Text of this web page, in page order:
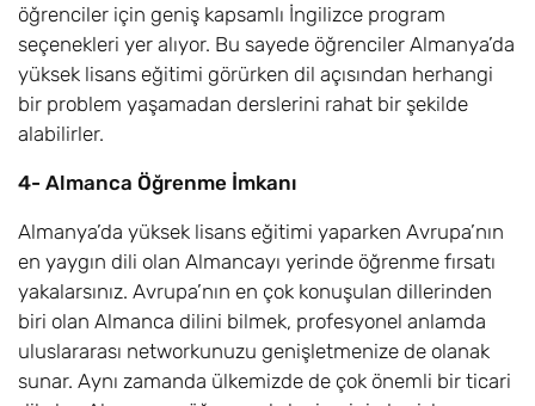
öğrenciler için geniş kapsamlı İngilizce program
seçenekleri yer alıyor. Bu sayede öğrenciler Almanya’da
yüksek lisans eğitimi görürken dil açısından herhangi
bir problem yaşamadan derslerini rahat bir şekilde
alabilirler.
4- Almanca Öğrenme İmkanı
Almanya’da yüksek lisans eğitimi yaparken Avrupa’nın
en yaygın dili olan Almancayı yerinde öğrenme fırsatı
yakalarsınız. Avrupa’nın en çok konuşulan dillerinden
biri olan Almanca dilini bilmek, profesyonel anlamda
uluslararası networkunuzu genişletmenize de olanak
sunar. Aynı zamanda ülkemizde de çok önemli bir ticari